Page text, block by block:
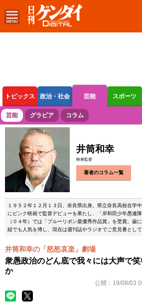
トピックス 政治・社会 芸能 スポーツ
ボートレース 競輪 オートレース
芸能 グラビア コラム
井筒和幸
映画監督
著者のコラム一覧
１９５２年１２月１３日、奈良県出身。県立奈良高校在学
にピンク映画で監督デビューを果たし、「岸和田少年愚連
（０４年）では「ブルーリボン最優秀作品賞」を受賞。歯
組でも人気を博し、現在は週刊誌やラジオでご意見番として
井筒和幸の「怒怒哀楽」劇場
衆愚政治のどん底で我々には大声で
か
公開： 19/08/03